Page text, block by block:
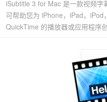
iSubtitle 3 for Mac 是一款视频
可帮助您为 iPhone，iPad，
QuickTime 的播放器或应用程序